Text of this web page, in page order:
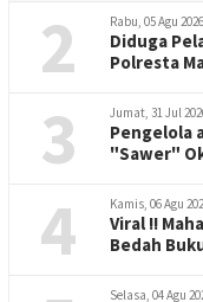
2 Rabu, 05 Agu
Diduga
Polresta
3 Jumat, 31 Jul
Pengelola
"Sawer"
4 Kamis, 06 Agu
Viral !!
Bedah
Selasa, 04 Agu